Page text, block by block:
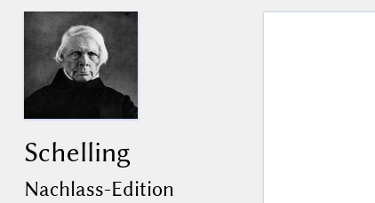
Schelling
Nachlass-Edition